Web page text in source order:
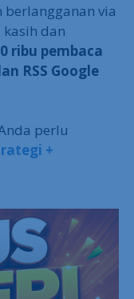
berlangganan via
dan
ribu pembaca
RSS Google
perlu
+